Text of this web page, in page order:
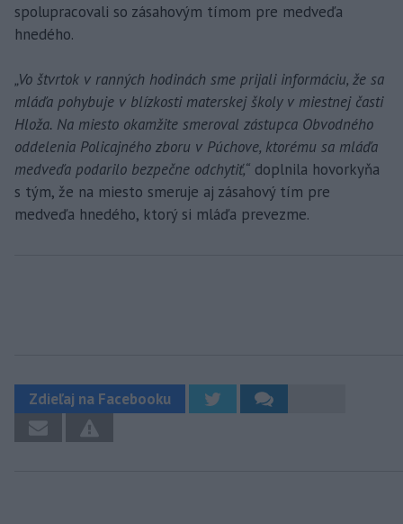
spolupracovali so zásahovým tímom pre medveďa
hnedého.
„Vo štvrtok v ranných hodinách sme prijali informáciu, že sa
mláďa pohybuje v blízkosti materskej školy v miestnej časti
Hloža. Na miesto okamžite smeroval zástupca Obvodného
oddelenia Policajného zboru v Púchove, ktorému sa mláďa
medveďa podarilo bezpečne odchytiť,“ doplnila hovorkyňa
s tým, že na miesto smeruje aj zásahový tím pre
medveďa hnedého, ktorý si mláďa prevezme.
Zdieľaj na Facebooku